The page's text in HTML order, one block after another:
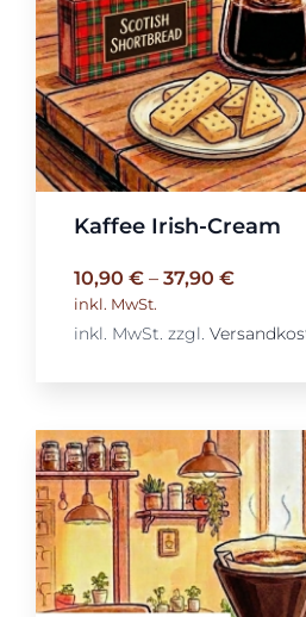
Kaffee Irish-Cream
10,90 €– 37,90 €
inkl. MwSt.
inkl. MwSt. zzgl.